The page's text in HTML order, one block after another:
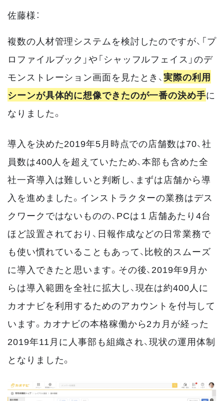
佐藤様：
複数の人材管理システムを検討したのですが、「プ
ロファイルブック」や「シャッフルフェイス」のデ
モンストレーション画面を見たとき、実際の利用
シーンが具体的に想像できたのが一番の決め手に
なりました。
導入を決めた2019年5月時点での店舗数は70、社
員数は400人を超えていたため、本部も含めた全
社一斉導入は難しいと判断し、まずは店舗から導
入を進めました。インストラクターの業務はデス
クワークではないものの、PCは１店舗あたり4台
ほど設置されており、日報作成などの日常業務で
も使い慣れていることもあって、比較的スムーズ
に導入できたと思います。その後、2019年9月か
らは導入範囲を全社に拡大し、現在は約400人に
カオナビを利用するためのアカウントを付与して
います。カオナビの本格稼働から2カ月が経った
2019年11月に人事部も組織され、現状の運用体制
となりました。